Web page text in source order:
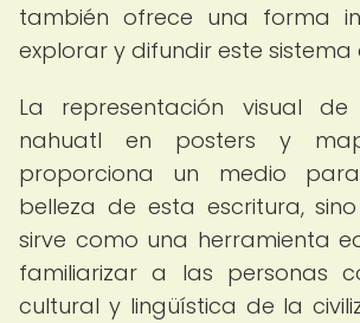
también ofrece una forma
explorar y difundir este sistema
La representación visual
nahuatl en posters y
proporciona un medio
belleza de esta escritura,
sirve como una herramienta
familiarizar a las personas
cultural y lingüística de la